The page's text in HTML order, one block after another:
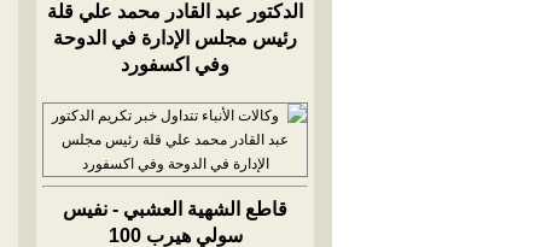
الدكتور عبد القادر محمد علي قلة
رئيس مجلس الإدارة في الدوحة
وفي اكسفورد
قاطع الشهية العشبي - نفيس
سولي هيرب 100